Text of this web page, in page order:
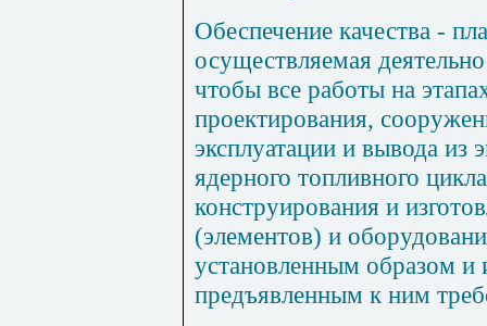
Обеспечение качества -
осуществляемая
чтобы все работы на
проектирования,
эксплуатации и вывода из
ядерного топливного
конструирования и
(элементов) и
установленным образом и
предъявленным к ним